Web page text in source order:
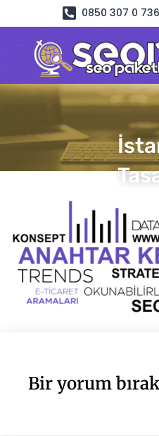
0850 307 0 736
Bir yorum